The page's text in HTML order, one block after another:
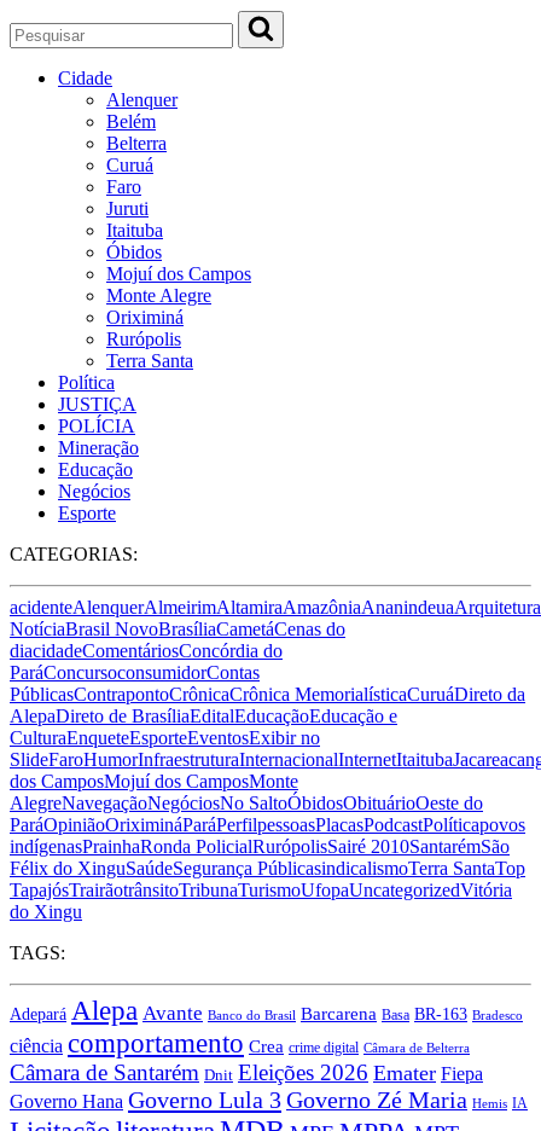
Cidade
Alenquer
Belém
Belterra
Curuá
Faro
Juruti
Itaituba
Óbidos
Mojuí dos Campos
Monte Alegre
Oriximiná
Rurópolis
Terra Santa
Política
JUSTIÇA
POLÍCIA
Mineração
Educação
Negócios
Esporte
CATEGORIAS:
acidenteAlenquerAlmeirimAltamiraAmazôniaAnanindeuaArquitetura
NotíciaBrasil NovoBrasíliaCametáCenas do
diacidadeComentáriosConcórdia do
ParáConcursoconsumidorContas
PúblicasContrapontoCrônicaCrônica MemorialísticaCuruáDireto da
AlepaDireto de BrasíliaEditalEducaçãoEducação e
CulturaEnqueteEsporteEventosExibir no
SlideFaroHumorInfraestruturaInternacionalInternetItaituba
dos CamposMojuí dos CamposMonte
AlegreNavegaçãoNegóciosNo SaltoÓbidosObituárioOeste do
ParáOpiniãoOriximináParáPerfilpessoasPlacasPodcastPolíticapovos
indígenasPrainhaRonda PolicialRurópolisSairé 2010SantarémSão
Félix do XinguSaúdeSegurança PúblicasindicalismoTerra SantaTop
TapajósTrairãotrânsitoTribunaTurismoUfopaUncategorizedVitória
do Xingu
TAGS:
Adepará Alepa Avante Banco do Brasil Barcarena Basa BR-163 Bradesco
ciência comportamento Crea crime digital Câmara de Belterra
Câmara de Santarém Dnit Eleições 2026 Emater Fiepa
Governo Hana Governo Lula 3Governo Zé Maria Hemis IA